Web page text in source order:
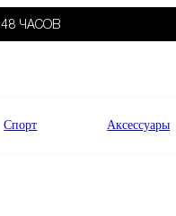
48 ЧАСОВ
Спорт Аксессуары